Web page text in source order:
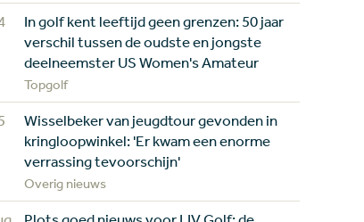
In golf kent leeftijd geen grenzen: 50 jaar
verschil tussen de oudste en jongste
deelneemster US Women's Amateur
Topgolf
Wisselbeker van jeugdtour gevonden in
kringloopwinkel: 'Er kwam een enorme
verrassing tevoorschijn'
Overig nieuws